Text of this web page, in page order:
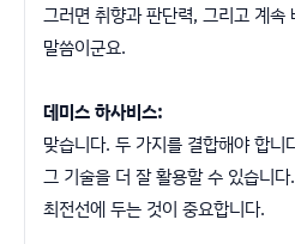
그러면 취향과 판단력, 그리고 계속
말씀이군요.
데미스 하사비스:
맞습니다. 두 가지를 결합해야 합니
그 기술을 더 잘 활용할 수 있습니
최전선에 두는 것이 중요합니다.